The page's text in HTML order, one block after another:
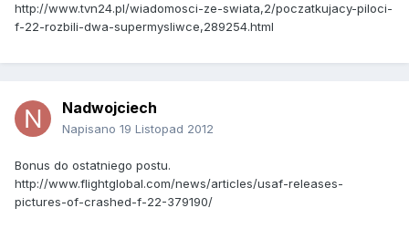
http://www.tvn24.pl/wiadomosci-ze-swiata,2/poczatkujacy-piloci-
f-22-rozbili-dwa-supermysliwce,289254.html
Nadwojciech
Napisano 19 Listopad 2012
Bonus do ostatniego postu.
http://www.flightglobal.com/news/articles/usaf-releases-
pictures-of-crashed-f-22-379190/